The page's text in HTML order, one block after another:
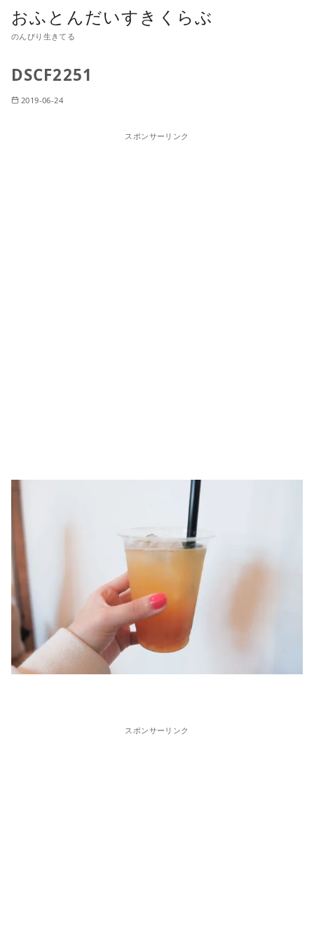
おふとんだいすきくらぶ
のんびり生きてる
DSCF2251
2019-06-24
スポンサーリンク
スポンサーリンク